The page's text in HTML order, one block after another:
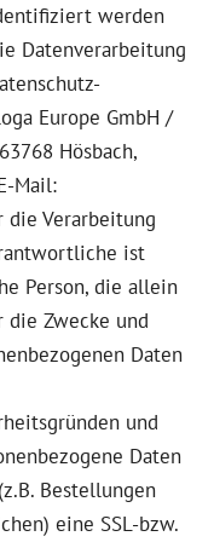
werden
Datenverarbeitung
Europe GmbH /
Hösbach,
Mail:
die Verarbeitung
ist
Person, die allein
Zwecke und
Daten
und
Daten
Bestellungen
eine SSL-bzw.